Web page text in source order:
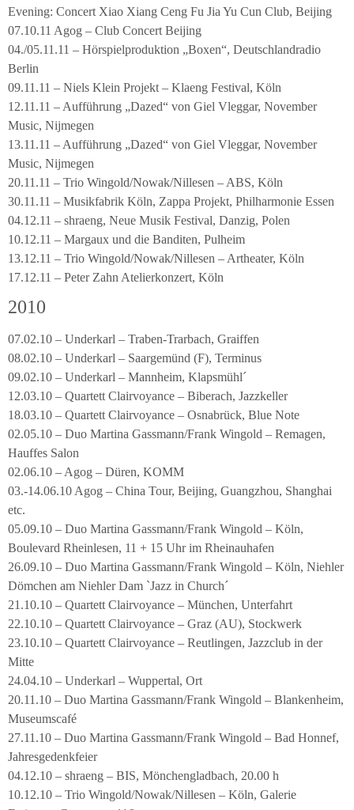
Evening: Concert Xiao Xiang Ceng Fu Jia Yu Cun Club, Beijing
07.10.11 Agog – Club Concert Beijing
04./05.11.11 – Hörspielproduktion „Boxen“, Deutschlandradio
Berlin
09.11.11 – Niels Klein Projekt – Klaeng Festival, Köln
12.11.11 – Aufführung „Dazed“ von Giel Vleggar, November
Music, Nijmegen
13.11.11 – Aufführung „Dazed“ von Giel Vleggar, November
Music, Nijmegen
20.11.11 – Trio Wingold/Nowak/Nillesen – ABS, Köln
30.11.11 – Musikfabrik Köln, Zappa Projekt, Philharmonie Essen
04.12.11 – shraeng, Neue Musik Festival, Danzig, Polen
10.12.11 – Margaux und die Banditen, Pulheim
13.12.11 – Trio Wingold/Nowak/Nillesen – Artheater, Köln
17.12.11 – Peter Zahn Atelierkonzert, Köln
2010
07.02.10 – Underkarl – Traben-Trarbach, Graiffen
08.02.10 – Underkarl – Saargemünd (F), Terminus
09.02.10 – Underkarl – Mannheim, Klapsmühl´
12.03.10 – Quartett Clairvoyance – Biberach, Jazzkeller
18.03.10 – Quartett Clairvoyance – Osnabrück, Blue Note
02.05.10 – Duo Martina Gassmann/Frank Wingold – Remagen,
Hauffes Salon
02.06.10 – Agog – Düren, KOMM
03.-14.06.10 Agog – China Tour, Beijing, Guangzhou, Shanghai
etc.
05.09.10 – Duo Martina Gassmann/Frank Wingold – Köln,
Boulevard Rheinlesen, 11 + 15 Uhr im Rheinauhafen
26.09.10 – Duo Martina Gassmann/Frank Wingold – Köln, Niehler
Dömchen am Niehler Dam `Jazz in Church´
21.10.10 – Quartett Clairvoyance – München, Unterfahrt
22.10.10 – Quartett Clairvoyance – Graz (AU), Stockwerk
23.10.10 – Quartett Clairvoyance – Reutlingen, Jazzclub in der
Mitte
24.04.10 – Underkarl – Wuppertal, Ort
20.11.10 – Duo Martina Gassmann/Frank Wingold – Blankenheim,
Museumscafé
27.11.10 – Duo Martina Gassmann/Frank Wingold – Bad Honnef,
Jahresgedenkfeier
04.12.10 – shraeng – BIS, Mönchengladbach, 20.00 h
10.12.10 – Trio Wingold/Nowak/Nillesen – Köln, Galerie